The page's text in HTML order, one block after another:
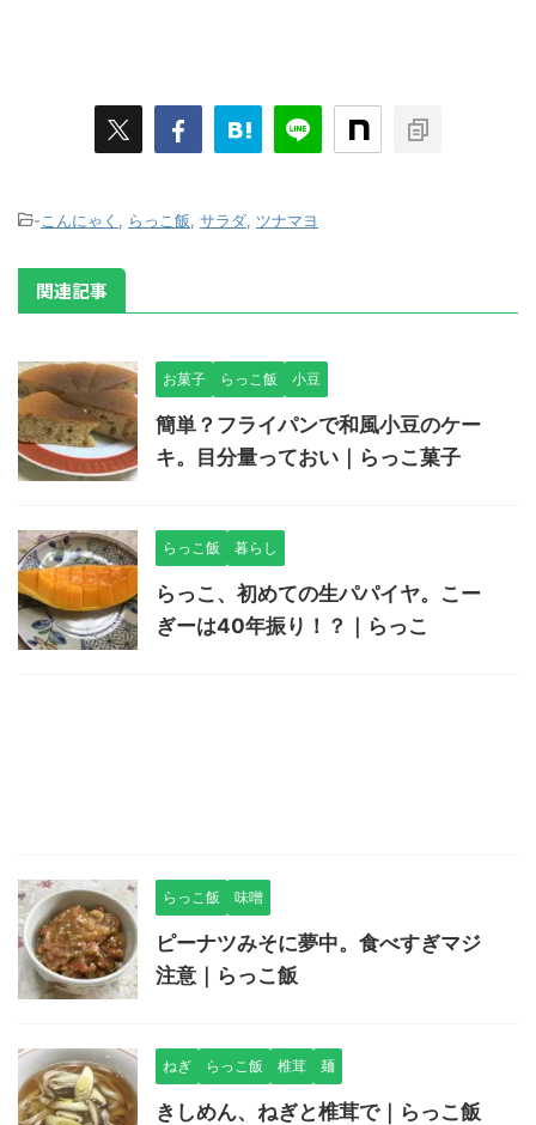
- こんにゃく らっこ飯 サラダ ツナマヨ
関連記事
お菓子 らっこ飯 小豆
簡単？フライパンで和風小豆のケー
キ。目分量っておい｜らっこ菓子
らっこ飯 暮らし
らっこ、初めての生パパイヤ。こー
ぎーは40年振り！？｜らっこ
らっこ飯 味噌
ピーナツみそに夢中。食べすぎマジ
注意｜らっこ飯
ねぎ らっこ飯 椎茸 麺
きしめん、ねぎと椎茸で｜らっこ飯